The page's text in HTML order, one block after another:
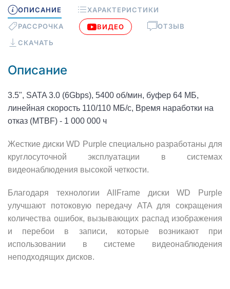
ОПИСАНИЕ
ХАРАКТЕРИСТИКИ
РАССРОЧКА
ВИДЕО
ОТЗЫВ
СКАЧАТЬ
Описание
3.5", SATA 3.0 (6Gbps), 5400 об/мин, буфер 64 МБ,
линейная скорость 110/110 МБ/с, Время наработки на
отказ (МТBF) - 1 000 000 ч
Жесткие диски WD Purple специально разработаны для
круглосуточной эксплуатации в системах
видеонаблюдения высокой четкости.
Благодаря технологии AllFrame диски WD Purple
улучшают потоковую передачу ATA для сокращения
количества ошибок, вызывающих распад изображения
и перебои в записи, которые возникают при
использовании в системе видеонаблюдения
неподходящих дисков.